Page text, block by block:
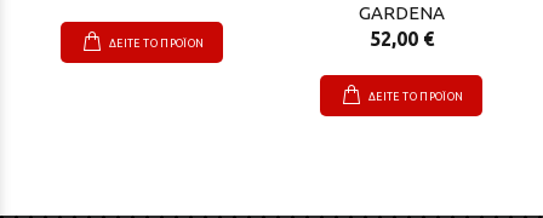
ΔΕΙΤΕ ΤΟ ΠΡΟΪΟΝ
GARDENA
52,00 €
ΔΕΙΤΕ ΤΟ ΠΡΟΪΟΝ